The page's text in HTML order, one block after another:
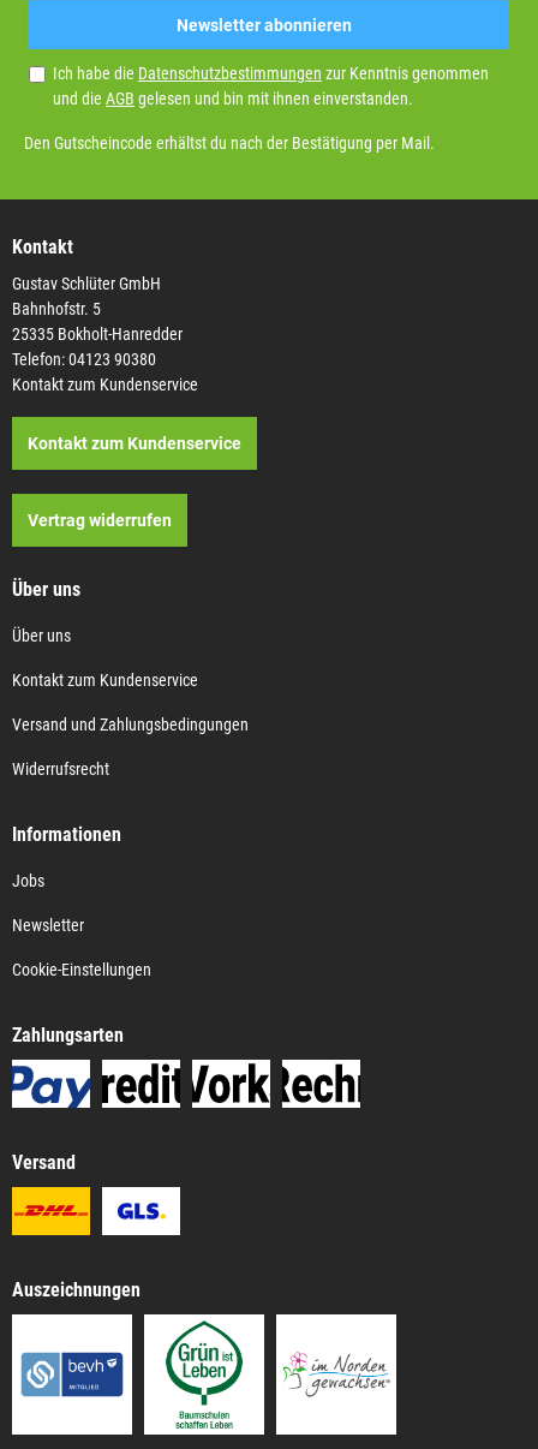
Newsletter abonnieren
Ich habe die Datenschutzbestimmungen zur Kenntnis genommen
und die AGB gelesen und bin mit ihnen einverstanden.
Den Gutscheincode erhältst du nach der Bestätigung per Mail.
Kontakt
Gustav Schlüter GmbH
Bahnhofstr. 5
25335 Bokholt-Hanredder
Telefon: 04123 90380
Kontakt zum Kundenservice
Kontakt zum Kundenservice
Vertrag widerrufen
Über uns
Über uns
Kontakt zum Kundenservice
Versand und Zahlungsbedingungen
Widerrufsrecht
Informationen
Jobs
Newsletter
Cookie-Einstellungen
Zahlungsarten
Versand
Auszeichnungen